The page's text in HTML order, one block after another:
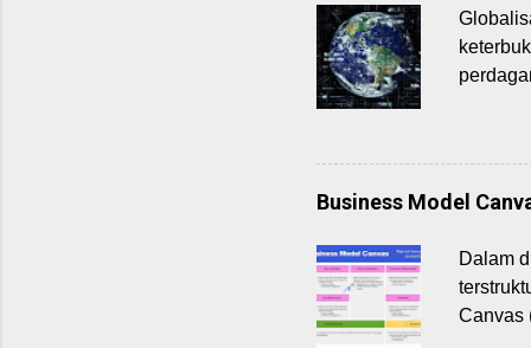
ekspor
dan
Business Model
Dalam
Canvas